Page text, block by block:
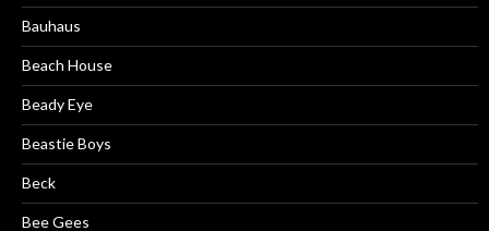
Bauhaus
Beach House
Beady Eye
Beastie Boys
Beck
Bee Gees